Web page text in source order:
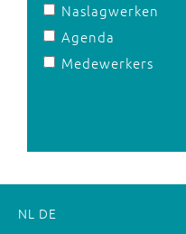
Naslagwerken
Agenda
Medewerkers
NL DE